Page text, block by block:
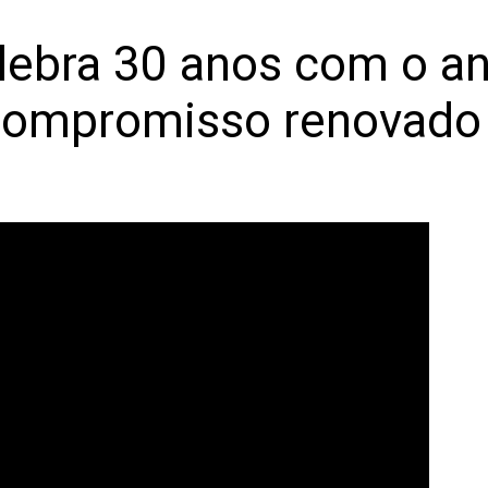
30 anos com o
renovado